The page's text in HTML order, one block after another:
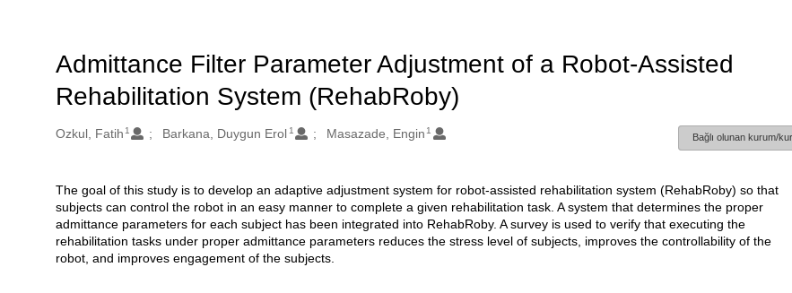
Admittance Filter Parameter Adjustment of a Robot-Assisted
Rehabilitation System (RehabRoby)
Oluşturanlar
Ozkul, Fatih 1 Barkana, Duygun Erol 1 Masazade, Engin 1
Bağlı olunan kurum/
Açıklama
The goal of this study is to develop an adaptive adjustment system for robot-assisted rehabilitation system (RehabRoby) so that
subjects can control the robot in an easy manner to complete a given rehabilitation task. A system that determines the proper
admittance parameters for each subject has been integrated into RehabRoby. A survey is used to verify that executing the
rehabilitation tasks under proper admittance parameters reduces the stress level of subjects, improves the controllability of the
robot, and improves engagement of the subjects.